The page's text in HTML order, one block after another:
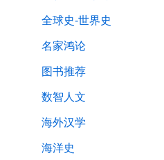
全球史-世界史
名家鸿论
图书推荐
数智人文
海外汉学
海洋史